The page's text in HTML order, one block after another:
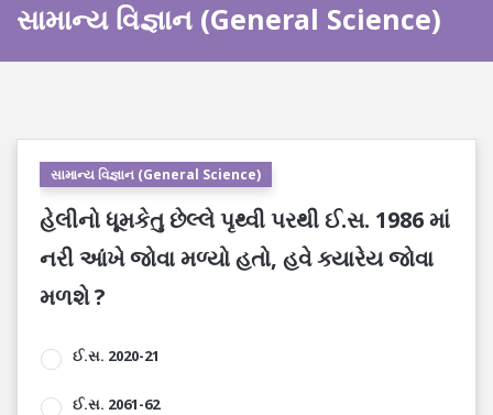
સામાન્ય વિજ્ઞાન (General Science)
સામાન્ય વિજ્ઞાન (General Science)
હેલીનો ધૂમકેતુ છેલ્લે પૃથ્વી પરથી ઈ.સ. 1986 માં
નરી આંખે જોવા મળ્યો હતો, હવે ક્યારેય જોવા
મળશે ?
ઈ.સ. 2020-21
ઈ.સ. 2061-62